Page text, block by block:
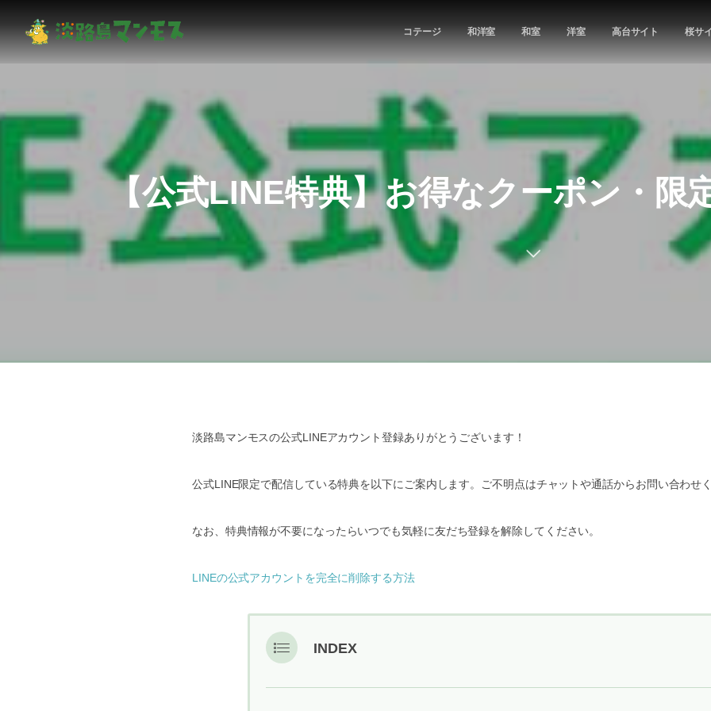
コテージ 和洋室 和室 洋室 高台サイト 桜サ
【公式LINE特典】お得なクーポン・限
淡路島マンモスの公式LINEアカウント登録ありがとうございます！
公式LINE限定で配信している特典を以下にご案内します。ご不明点はチャットや通話からお問い合わせく
なお、特典情報が不要になったらいつでも気軽に友だち登録を解除してください。
LINEの公式アカウントを完全に削除する方法
INDEX